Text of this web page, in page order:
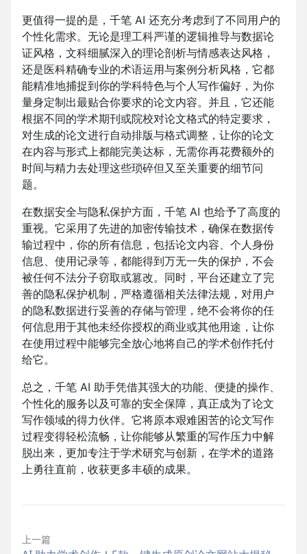
更值得一提的是，千笔 AI 还充分考虑到了不同用户的
个性化需求。无论是理工科严谨的逻辑推导与数据论
证风格，文科细腻深入的理论剖析与情感表达风格，
还是医科精确专业的术语运用与案例分析风格，它都
能精准地捕捉到你的学科特色与个人写作偏好，为你
量身定制出最贴合你要求的论文内容。并且，它还能
根据不同的学术期刊或院校对论文格式的特定要求，
对生成的论文进行自动排版与格式调整，让你的论文
在内容与形式上都能完美达标，无需你再花费额外的
时间与精力去处理这些琐碎但又至关重要的细节问
题。
在数据安全与隐私保护方面，千笔 AI 也给予了高度的
重视。它采用了先进的加密传输技术，确保在数据传
输过程中，你的所有信息，包括论文内容、个人身份
信息、使用记录等，都能得到万无一失的保护，不会
被任何不法分子窃取或篡改。同时，平台还建立了完
善的隐私保护机制，严格遵循相关法律法规，对用户
的隐私数据进行妥善的存储与管理，绝不会将你的任
何信息用于其他未经你授权的商业或其他用途，让你
在使用过程中能够完全放心地将自己的学术创作托付
给它。
总之，千笔 AI 助手凭借其强大的功能、便捷的操作、
个性化的服务以及可靠的安全保障，真正成为了论文
写作领域的得力伙伴。它将原本艰难困苦的论文写作
过程变得轻松流畅，让你能够从繁重的写作压力中解
脱出来，更加专注于学术研究与创新，在学术的道路
上勇往直前，收获更多丰硕的成果。
上一篇